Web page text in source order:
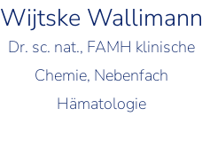
Wijtske Wallimann
Dr. sc. nat., FAMH klinische
Chemie, Nebenfach
Hämatologie